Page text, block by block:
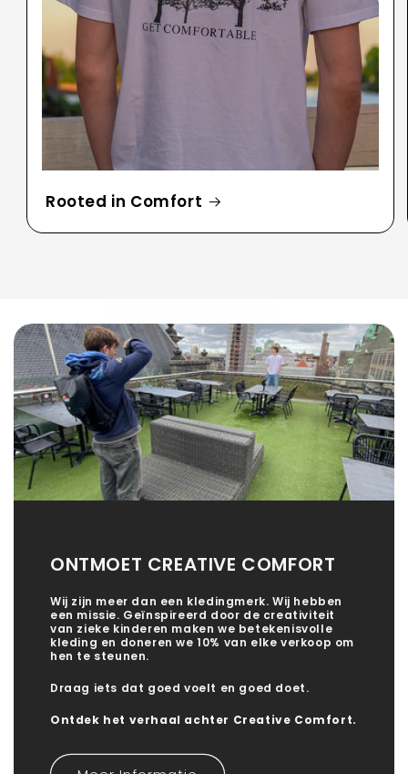
Rooted in Comfort
ONTMOET CREATIVE COMFORT
Wij zijn meer dan een kledingmerk. Wij hebben
een missie. Geïnspireerd door de creativiteit
van zieke kinderen maken we betekenisvolle
kleding en doneren we 10% van elke verkoop om
hen te steunen.
Draag iets dat goed voelt en goed doet.
Ontdek het verhaal achter Creative Comfort.